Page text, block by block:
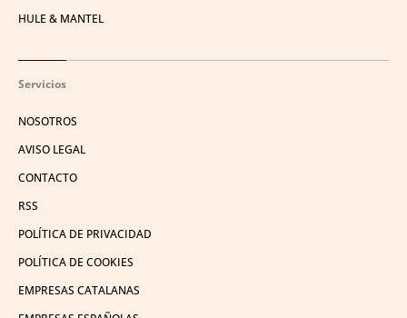
HULE & MANTEL
Servicios
NOSOTROS
AVISO LEGAL
CONTACTO
RSS
POLÍTICA DE PRIVACIDAD
POLÍTICA DE COOKIES
EMPRESAS CATALANAS